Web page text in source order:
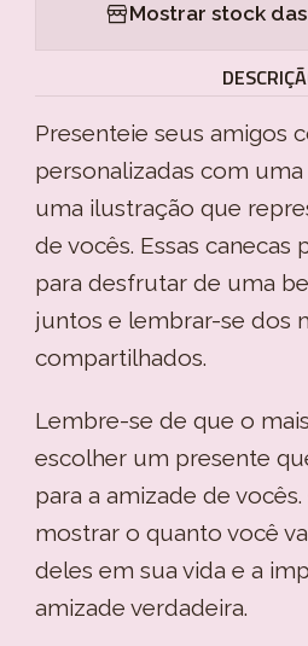
Mostrar stock
Presenteie seus amigos
personalizadas com
uma ilustração que
de vocês. Essas canecas
para desfrutar de uma
juntos e lembrar-se dos
compartilhados.
Lembre-se de que o
escolher um presente
para a amizade de
mostrar o quanto você
deles em sua vida e a
amizade verdadeira.